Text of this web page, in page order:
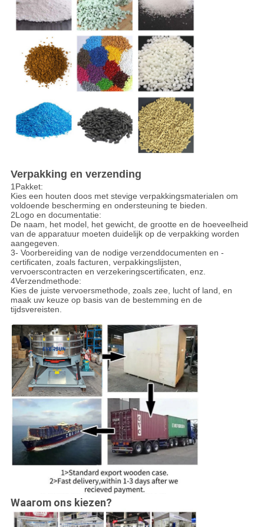
Verpakking en verzending
1Pakket:
Kies een houten doos met stevige verpakkingsmaterialen om
voldoende bescherming en ondersteuning te bieden.
2Logo en documentatie:
De naam, het model, het gewicht, de grootte en de hoeveelheid
van de apparatuur moeten duidelijk op de verpakking worden
aangegeven.
3- Voorbereiding van de nodige verzenddocumenten en -
certificaten, zoals facturen, verpakkingslijsten,
vervoerscontracten en verzekeringscertificaten, enz.
4Verzendmethode:
Kies de juiste vervoersmethode, zoals zee, lucht of land, en
maak uw keuze op basis van de bestemming en de
tijdsvereisten.
Waarom ons kiezen?